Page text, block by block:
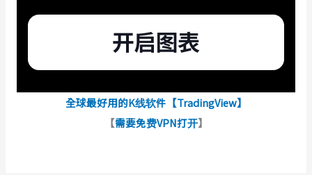
全球最好用的K线软件【TradingView】
【需要免费VPN打开】